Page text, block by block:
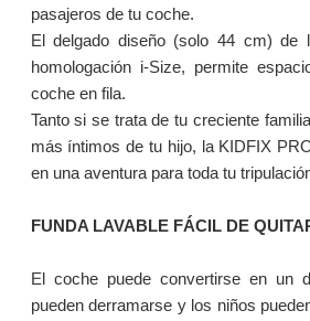
pasajeros de tu coche.
El delgado diseño (solo 44 cm) de
homologación i-Size, permite
coche en fila.
Tanto si se trata de tu creciente
más íntimos de tu hijo, la KIDFIX
en una aventura para toda tu
FUNDA LAVABLE FÁCIL DE
El coche puede convertirse en un
pueden derramarse y los niños